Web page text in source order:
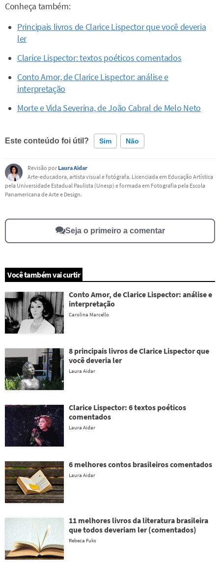
Conheça também:
Principais livros de Clarice Lispector que você deveria
ler
Clarice Lispector: textos poéticos comentados
Conto Amor, de Clarice Lispector: análise e
interpretação
Morte e Vida Severina, de João Cabral de Melo Neto
Este conteúdo foi útil? Sim Não
Este conteúdo contém informação incorreta
Este conteúdo não tem a informação que procuro
Revisão por Laura Aidar
Arte-educadora, artista visual e fotógrafa. Licenciada em Educação Artística
pela Universidade Estadual Paulista (Unesp) e formada em Fotografia pela Escola
Panamericana de Arte e Design.
Seja o primeiro a comentar
Você também vai curtir
Conto Amor, de Clarice Lispector: análise e
interpretação
Carolina Marcello
8 principais livros de Clarice Lispector que
você deveria ler
Laura Aidar
Clarice Lispector: 6 textos poéticos
comentados
Laura Aidar
6 melhores contos brasileiros comentados
Laura Aidar
11 melhores livros da literatura brasileira
que todos deveriam ler (comentados)
Rebeca Fuks